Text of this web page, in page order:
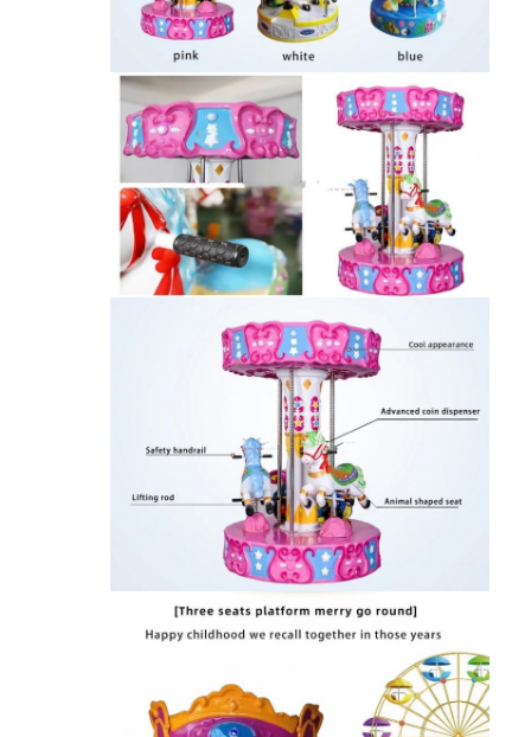
ماشين پنجه بازي
دستگاه آب نبات پنبه ای
ماشین بازی ضربه چکش
دستگاه بسکتبال آرکاد
دستگاه جایزه کلیپ
دستگاه بوکسینگ
ماشین بازی آرکید
پارک تفریحی با ماشین آمپر
میز هاکی هوایی آرکاد
کاروسل بچه سواری
ماشین بازی مسابقه
دستگاه مبادله توکن